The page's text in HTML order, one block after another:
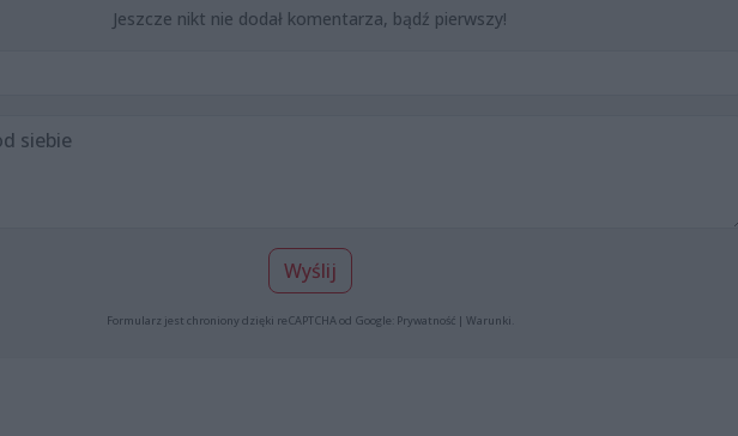
Jeszcze nikt nie dodał komentarza, bądź pierwszy!
Wyślij
Formularz jest chroniony dzięki reCAPTCHA od Google: Prywatność| Warunki